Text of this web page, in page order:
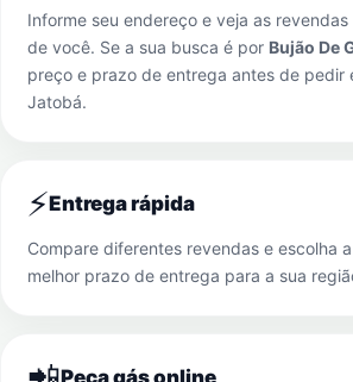
Informe seu endereço e veja as
de você. Se a sua busca é por Bujão De
preço e prazo de entrega antes de pedir
Jatobá.
⚡Entrega rápida
Compare diferentes revendas e escolha
melhor prazo de entrega para a sua
Peça gás online